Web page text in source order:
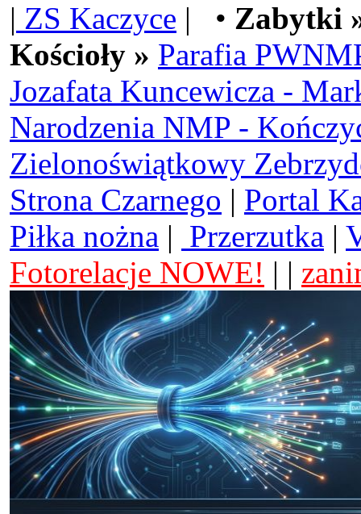
| ZS Kaczyce | • Zabytki
Kościoły » Parafia
Jozafata Kuncewicza -
Narodzenia NMP -
Zielonoświątkowy
Strona Czarnego | Portal
Piłka nożna | Przerzutka |
Fotorelacje NOWE! | |